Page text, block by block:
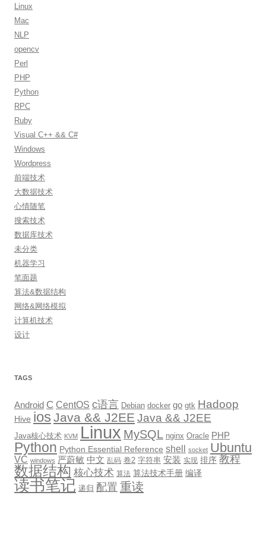
Linux
Mac
NLP
opencv
Perl
PHP
Python
RPC
Ruby
Visual C++ && C#
Windows
Wordpress
前端技术
大数据技术
心情随笔
搜索技术
数据库技术
未分类
机器学习
笔面题
算法&数据结构
网络&网络模拟
计算机技术
设计
TAGS
Android C CentOS c语言 Debian docker go gtk Hadoop
Hive ios Java && J2EE Java && J2EE
Java核心技术 KVM Linux MySQL nginx Oracle PHP
Python Python Essential Reference shell socket Ubuntu
VC windows 严蔚敏 中文 乱码 卷2 字符串 安装 实现 排序 教程
数据结构 核心技术 算法 算法技术手册 编译
读书笔记 递归 配置 重读